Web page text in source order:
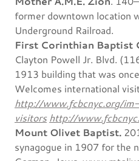
former downtown location
Underground Railroad.
First Corinthian Baptist
Clayton Powell Jr. Blvd.
1913 building that was
Welcomes international
http://www.fcbcnyc.org/
visitors http://
Mount Olivet Baptist.
synagogue in 1907 for the